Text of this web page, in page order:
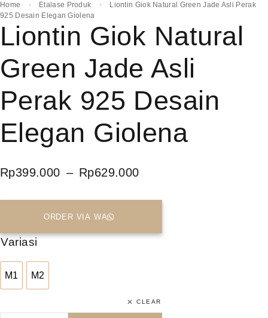
Home Etalase Produk
Liontin Giok Natural Green Jade Asli Perak
925 Desain Elegan Giolena
Liontin Giok Natural
Green Jade Asli
Perak 925 Desain
Elegan Giolena
Rp399.000 – Rp629.000
ORDER VIA WA
Variasi
M1
M1
M2
M2
CLEAR